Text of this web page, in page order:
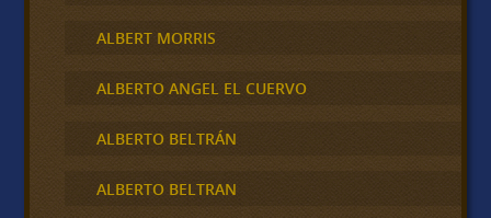
ALBERT MORRIS
ALBERTO ANGEL EL CUERVO
ALBERTO BELTRÁN
ALBERTO BELTRAN